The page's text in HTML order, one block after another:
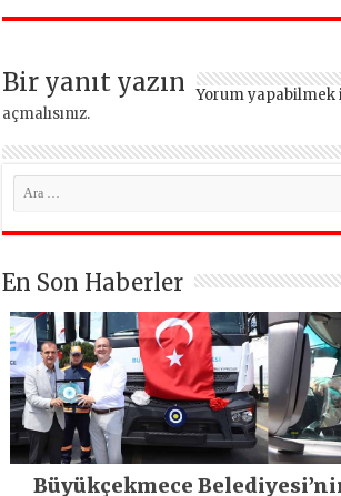
İstanbul’un tek
Bir yanıt yazın Yorum yapabilmek
açmalısınız.
En Son Haberler
Büyükçekmece